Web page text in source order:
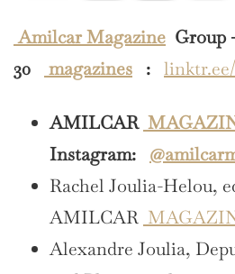
Amilcar Magazine Group
30
magazines :
AMILCAR
Instagram:
Rachel Joulia-Helou,
AMILCAR
Alexandre Joulia,